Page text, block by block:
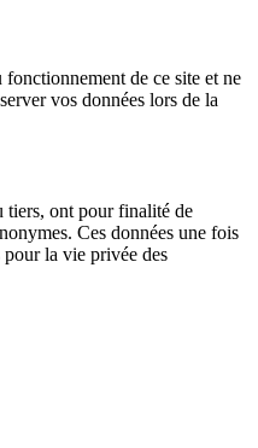
fonctionnement de ce site et ne
vos données lors de la
tiers, ont pour finalité de
Ces données une fois
la vie privée des